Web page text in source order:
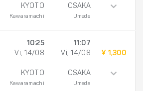
KYOTO
Kawaramachi
OSAKA
Umeda
10:25
Vi, 14/08
KYOTO
Kawaramachi
11:07
Vi, 14/08
OSAKA
Umeda
¥ 1,300